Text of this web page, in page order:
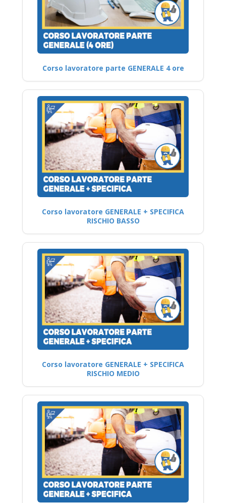
Corso lavoratore parte GENERALE 4 ore
Corso lavoratore GENERALE + SPECIFICA
RISCHIO BASSO
Corso lavoratore GENERALE + SPECIFICA
RISCHIO MEDIO